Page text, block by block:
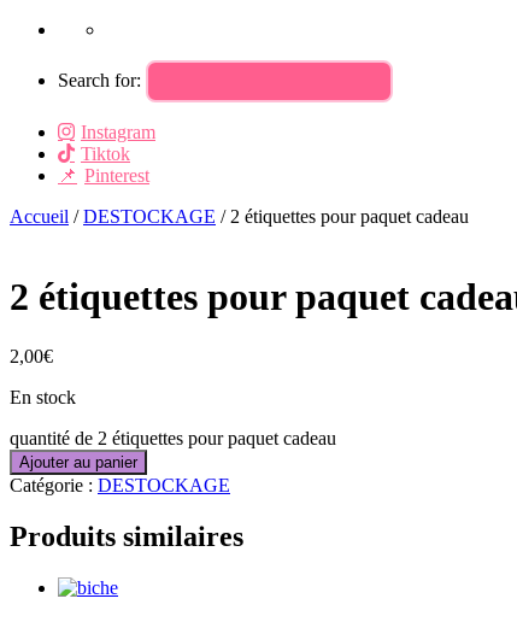
Search for:
Instagram
Tiktok
Pinterest
Accueil /DESTOCKAGE / 2 étiquettes pour paquet cadeau
2 étiquettes pour paquet
2,00€
En stock
quantité de 2 étiquettes pour paquet cadeau
Ajouter au panier
Catégorie : DESTOCKAGE
Produits similaires